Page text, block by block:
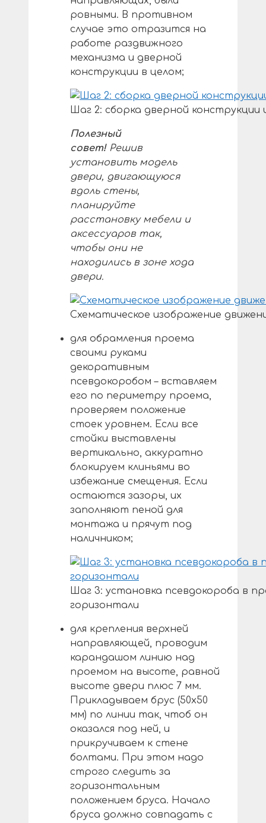
ровными. В противном
случае это отразится на
работе раздвижного
механизма и дверной
конструкции в целом;
Шаг 2: сборка дверной конструкции
Полезный
совет!Решив
установить модель
двери, двигающуюся
вдоль стены,
планируйте
расстановку мебели и
аксессуаров так,
чтобы они не
находились в зоне хода
двери.
Схематическое изображение
для обрамления проема
своими руками
декоративным
псевдокоробом – вставляем
его по периметру проема,
проверяем положение
стоек уровнем. Если все
стойки выставлены
вертикально, аккуратно
блокируем клиньями во
избежание смещения. Если
остаются зазоры, их
заполняют пеной для
монтажа и прячут под
наличником;
Шаг 3: установка псевдокороба в
горизонтали
для крепления верхней
направляющей, проводим
карандашом линию над
проемом на высоте, равной
высоте двери плюс 7 мм.
Прикладываем брус (50х50
мм) по линии так, чтоб он
оказался под ней, и
прикручиваем к стене
болтами. При этом надо
строго следить за
горизонтальным
положением бруса. Начало
бруса должно совпадать с